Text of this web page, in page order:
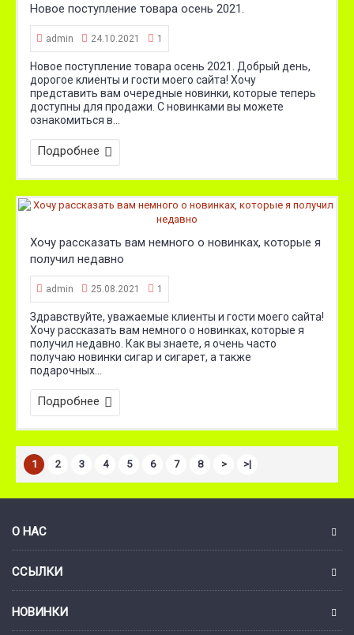
Новое поступление товара осень 2021.
admin 24.10.2021 1
Новое поступление товара осень 2021. Добрый день,
дорогое клиенты и гости моего сайта! Хочу
представить вам очередные новинки, которые теперь
доступны для продажи. С новинками вы можете
ознакомиться в...
Подробнее
Хочу рассказать вам немного о новинках, которые я
получил недавно
admin 25.08.2021 1
Здравствуйте, уважаемые клиенты и гости моего сайта!
Хочу рассказать вам немного о новинках, которые я
получил недавно. Как вы знаете, я очень часто
получаю новинки сигар и сигарет, а также
подарочных...
Подробнее
1 2 3 4 5 6 7 8 > >|
О НАС
ССЫЛКИ
НОВИНКИ